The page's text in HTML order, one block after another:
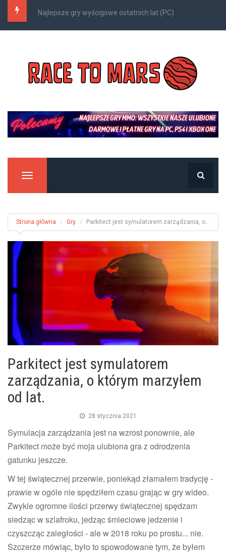
Kompleksowy przewodnik po Nazjatarze
Manu
Strona główna Gry Parkitect jest symulatorem zarządzania, o...
Parkitect jest symulatorem
zarządzania, o którym marzyłem
od lat.
28 stycznia 2021
Symulacja zarządzania jest na wzrost ponownie, ale
Parkitect może być moja ulubiona gra z odrodzenia
gatunku jeszcze.
W tej świątecznej przerwie, poniekąd złamałem tradycję -
prawie w ogóle nie spędziłem czasu grając w gry wideo.
Zwykle ogromne ilości przerwy świątecznej spędzam
siedząc w szlafroku, jedząc śmieciowe jedzenie i
czyszcząc zaległości - ale w 2018 roku po prostu... nie.
Szczerze mówiąc, było to spowodowane tym, że byłem